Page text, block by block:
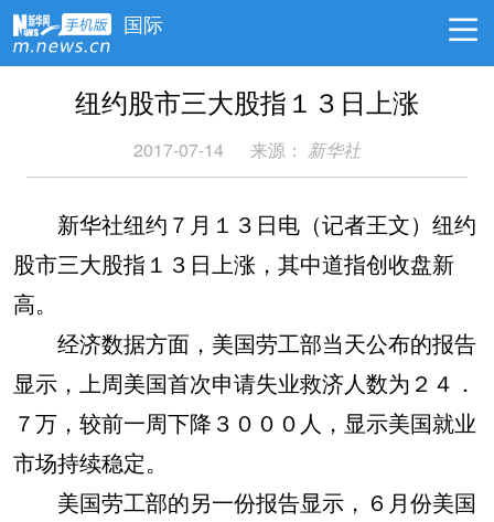
国际
纽约股市三大股指１３日上涨
2017-07-14 来源： 新华社
新华社纽约７月１３日电（记者王文）纽约
股市三大股指１３日上涨，其中道指创收盘新
高。
经济数据方面，美国劳工部当天公布的报告
显示，上周美国首次申请失业救济人数为２４．
７万，较前一周下降３０００人，显示美国就业
市场持续稳定。
美国劳工部的另一份报告显示，６月份美国